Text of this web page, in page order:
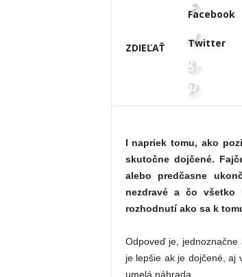
ZDIEĽAŤ
Facebook
Twitter
I napriek tomu, ako
skutočne dojčené.
alebo predčasne
nezdravé a čo
rozhodnutí ako sa k
Odpoveď je,
je lepšie ak je dojčené, aj
umelá náhrada.